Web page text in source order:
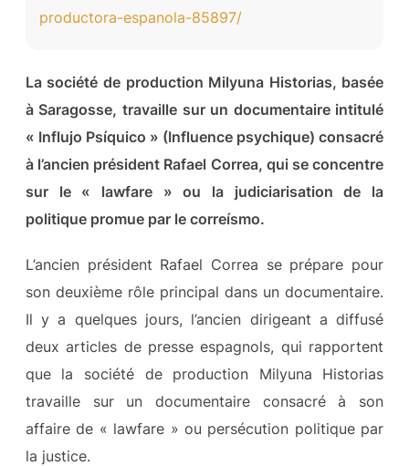
productora-espanola-85897/
La société de production Milyuna Historias, basée
à Saragosse, travaille sur un documentaire intitulé
« Influjo Psíquico » (Influence psychique) consacré
à l’ancien président Rafael Correa, qui se concentre
sur le « lawfare » ou la judiciarisation de la
politique promue par le correísmo.
L’ancien président Rafael Correa se prépare pour
son deuxième rôle principal dans un documentaire.
Il y a quelques jours, l’ancien dirigeant a diffusé
deux articles de presse espagnols, qui rapportent
que la société de production Milyuna Historias
travaille sur un documentaire consacré à son
affaire de « lawfare » ou persécution politique par
la justice.